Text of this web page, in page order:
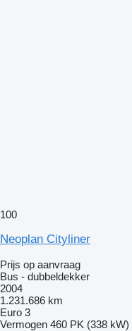
100
Neoplan Cityliner
Prijs op aanvraag
Bus - dubbeldekker
2004
1.231.686 km
Euro 3
Vermogen 460 PK (338 kW)